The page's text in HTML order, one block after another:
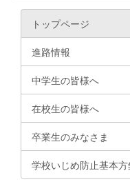
トップページ
進路情報
中学生の皆様へ
在校生の皆様へ
卒業生のみなさま
学校いじめ防止基本